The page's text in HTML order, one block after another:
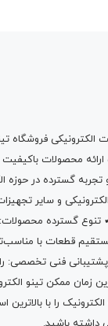
فروشگاه
محصولات
گسترده در حوزه
و سایر
گسترده محصولات:
قطعات با
فنی تخصصی:
ممکن تینو
را با بالاترین